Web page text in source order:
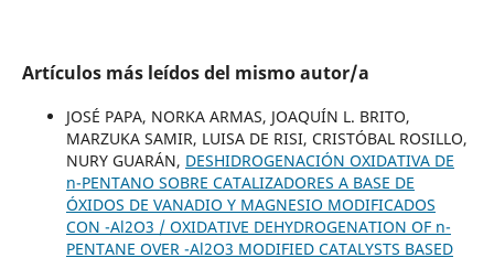
Artículos más leídos del mismo autor/a
JOSÉ PAPA, NORKA ARMAS, JOAQUÍN L. BRITO,
MARZUKA SAMIR, LUISA DE RISI, CRISTÓBAL ROSILLO,
NURY GUARÁN, DESHIDROGENACIÓN OXIDATIVA DE
n-PENTANO SOBRE CATALIZADORES A BASE DE
ÓXIDOS DE VANADIO Y MAGNESIO MODIFICADOS
CON -Al2O3 / OXIDATIVE DEHYDROGENATION OF n-
PENTANE OVER -Al2O3 MODIFIED CATALYSTS BASED